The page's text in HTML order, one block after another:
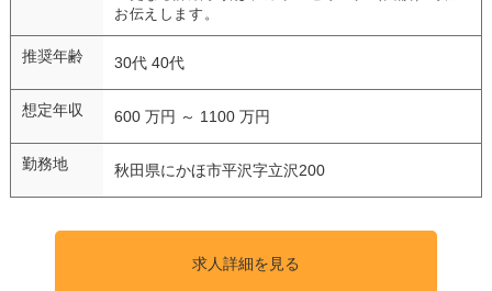
お伝えします。
推奨年齢 30代 40代
想定年収 600 万円 ～ 1100 万円
勤務地 秋田県にかほ市平沢字立沢200
求人詳細を見る